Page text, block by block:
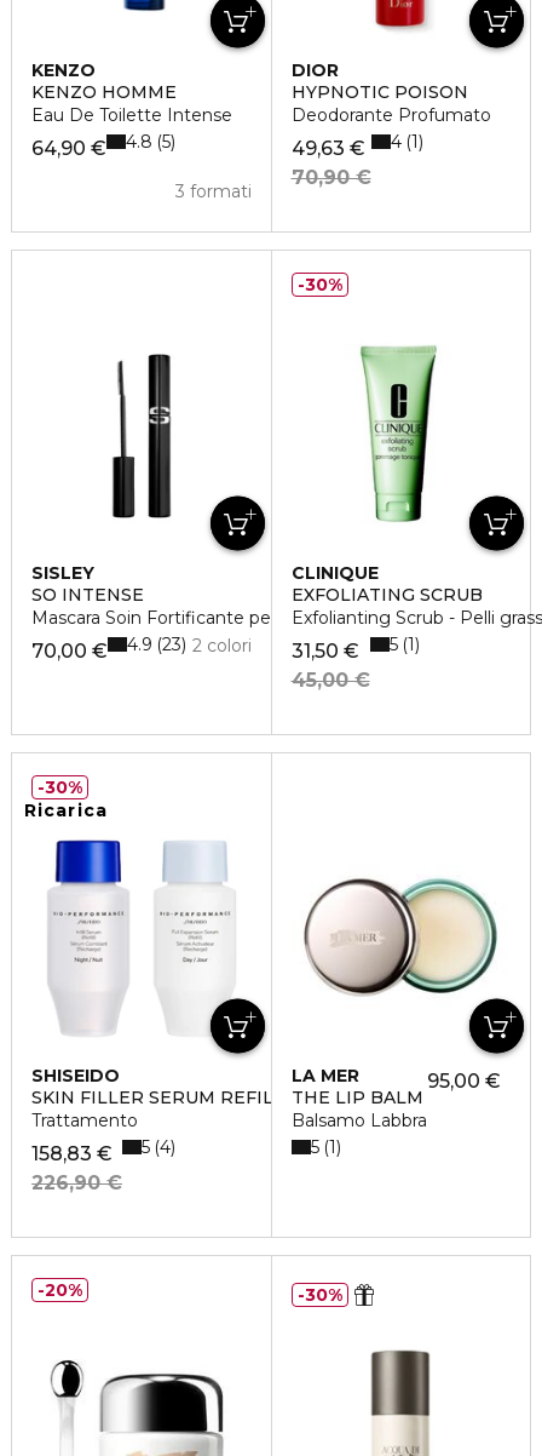
KENZO
KENZO HOMME
Eau De Toilette Intense
64,90 €
3 formati
4.8 5
DIOR
HYPNOTIC POISON
Deodorante Profumato
49,63 €
70,90 €
4 1
SISLEY
SO INTENSE
Mascara Soin Fortificante per Ciglia Folte
70,00 € 2 colori
4.9 23
CLINIQUE
EXFOLIATING SCRUB
Exfolianting Scrub - Pelli
31,50 €
45,00 €
5 1
30%
Ricarica
SHISEIDO
SKIN FILLER SERUM REFILL
Trattamento
158,83 €
226,90 €
5 4
30%
LA MER
THE LIP BALM
Balsamo Labbra
95,00 €
5 1
20% 30%